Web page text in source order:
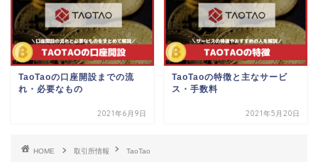
TaoTaoの口座開設までの流
れ・必要なもの
2021年6月9日
TaoTaoの特徴と主なサービ
ス・手数料
2021年5月20日
HOME 取引所情報 TaoTao